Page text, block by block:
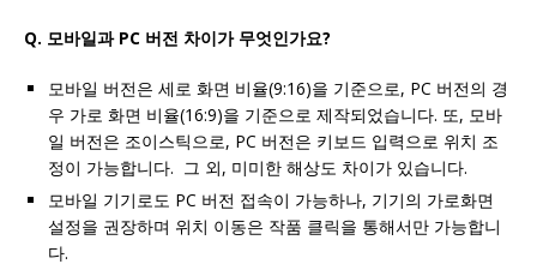
Q. 모바일과 PC 버전 차이가 무엇인가요?
모바일 버전은 세로 화면 비율(9:16)을 기준으로, PC 버전의 경
우 가로 화면 비율(16:9)을 기준으로 제작되었습니다. 또, 모바
일 버전은 조이스틱으로, PC 버전은 키보드 입력으로 위치 조
정이 가능합니다. 그 외, 미미한 해상도 차이가 있습니다.
모바일 기기로도 PC 버전 접속이 가능하나, 기기의 가로화면
설정을 권장하며 위치 이동은 작품 클릭을 통해서만 가능합니
다.